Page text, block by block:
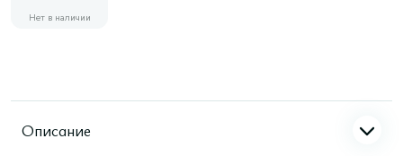
Нет в наличии
Описание